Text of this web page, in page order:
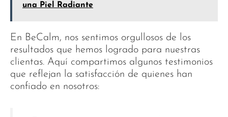
una Piel Radiante
En BeCalm, nos sentimos orgullosos de los
resultados que hemos logrado para nuestras
clientas. Aquí compartimos algunos testimonios
que reflejan la satisfacción de quienes han
confiado en nosotros: